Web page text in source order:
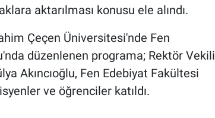
aktarılması konusu ele alındı.
Çeçen Üniversitesi'nde Fen
düzenlenen programa; Rektör Vekili
Akıncıoğlu, Fen Edebiyat Fakültesi
ve öğrenciler katıldı.